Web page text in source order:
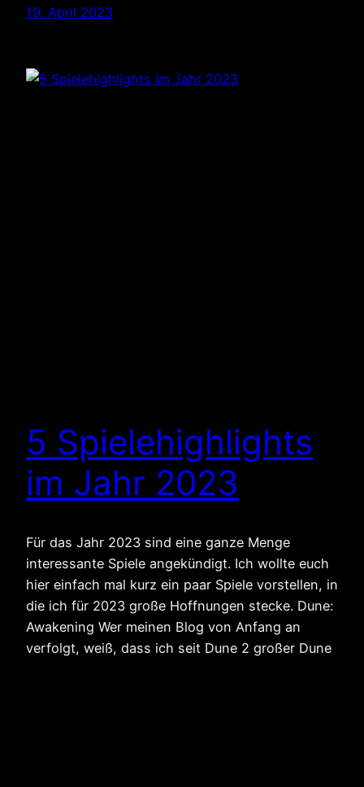
19. April 2023
5 Spielehighlights
im Jahr 2023
Für das Jahr 2023 sind eine ganze Menge
interessante Spiele angekündigt. Ich wollte euch
hier einfach mal kurz ein paar Spiele vorstellen, in
die ich für 2023 große Hoffnungen stecke. Dune:
Awakening Wer meinen Blog von Anfang an
verfolgt, weiß, dass ich seit Dune 2 großer Dune